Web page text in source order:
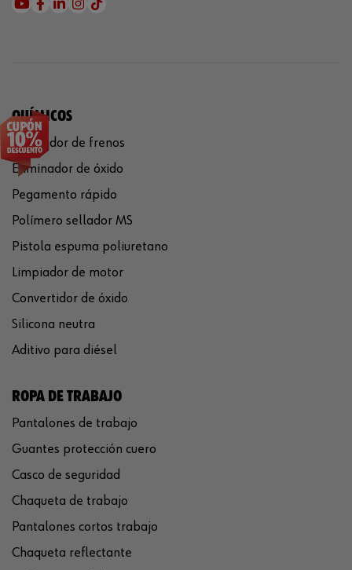
QUÍMICOS
Limpiador de frenos
Eliminador de óxido
Pegamento rápido
Polímero sellador MS
Pistola espuma poliuretano
Limpiador de motor
Convertidor de óxido
Silicona neutra
Aditivo para diésel
ROPA DE TRABAJO
Pantalones de trabajo
Guantes protección cuero
Casco de seguridad
Chaqueta de trabajo
Pantalones cortos trabajo
Chaqueta reflectante